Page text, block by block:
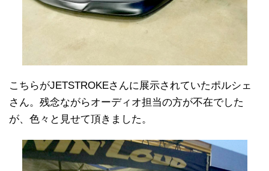
こちらがJETSTROKEさんに展示されていたポルシェ
さん。残念ながらオーディオ担当の方が不在でした
が、色々と見せて頂きました。